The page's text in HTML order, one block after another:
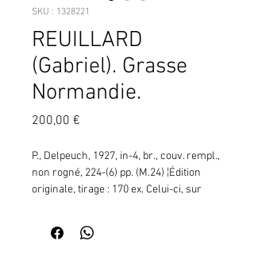
SKU : 1328221
REUILLARD
(Gabriel). Grasse
Normandie.
200,00 €
P., Delpeuch, 1927, in-4, br., couv. rempl.,
non rogné, 224-(6) pp. (M.24) ¦Édition
originale, tirage : 170 ex. Celui-ci, sur
dessins en noir inédits de Maurice de
Vlaminck, in-texte. Enrichi d'une  lettre